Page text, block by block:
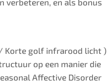
verbeteren, en als bonus
Korte golf infrarood licht )
op een manier die
Affective Disorder